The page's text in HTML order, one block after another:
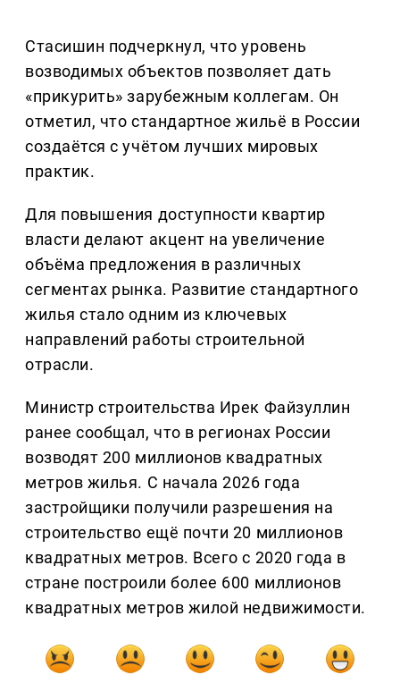
Стасишин подчеркнул, что уровень
возводимых объектов позволяет дать
«прикурить» зарубежным коллегам. Он
отметил, что стандартное жильё в России
создаётся с учётом лучших мировых
практик.
Для повышения доступности квартир
власти делают акцент на увеличение
объёма предложения в различных
сегментах рынка. Развитие стандартного
жилья стало одним из ключевых
направлений работы строительной
отрасли.
Министр строительства Ирек Файзуллин
ранее сообщал, что в регионах России
возводят 200 миллионов квадратных
метров жилья. С начала 2026 года
застройщики получили разрешения на
строительство ещё почти 20 миллионов
квадратных метров. Всего с 2020 года в
стране построили более 600 миллионов
квадратных метров жилой недвижимости.